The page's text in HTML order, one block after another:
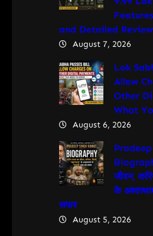
and Detailed Review
August 7, 2026
Lok
Allow
Other
What
August 6, 2026
जीवन,
के
सफर
August 5, 2026